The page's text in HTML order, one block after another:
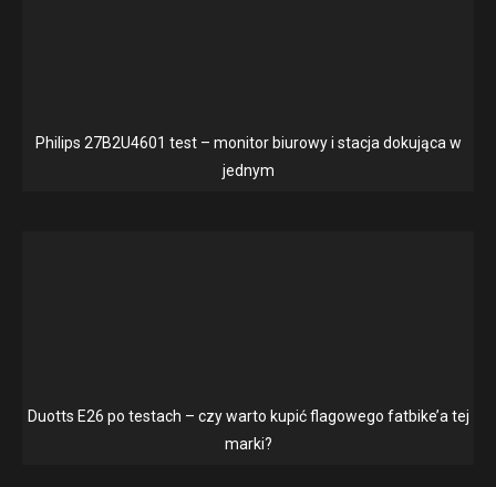
Philips 27B2U4601 test – monitor biurowy i stacja dokująca w
jednym
Duotts E26 po testach – czy warto kupić flagowego fatbike’a tej
marki?